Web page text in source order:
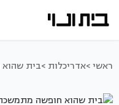
ראשי >אדריכלות >בית